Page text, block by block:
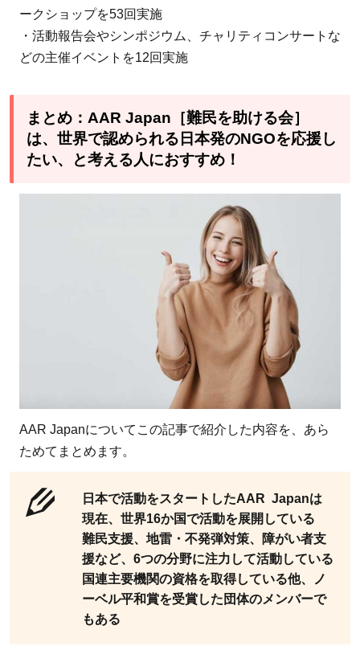
ークショップを53回実施
・活動報告会やシンポジウム、チャリティコンサートな
どの主催イベントを12回実施
まとめ：AAR Japan［難民を助ける会］
は、世界で認められる日本発のNGOを応援し
たい、と考える人におすすめ！
AAR Japanについてこの記事で紹介した内容を、あら
ためてまとめます。
日本で活動をスタートしたAAR Japanは
現在、世界16か国で活動を展開している
難民支援、地雷・不発弾対策、障がい者支
援など、6つの分野に注力して活動している
国連主要機関の資格を取得している他、ノ
ーベル平和賞を受賞した団体のメンバーで
もある